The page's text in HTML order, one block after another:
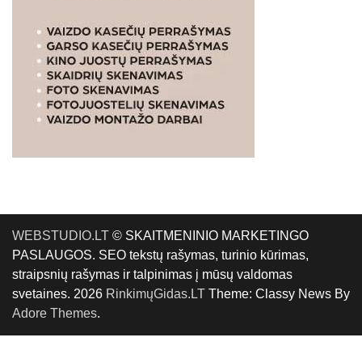
WEBSTUDIO.LT © SKAITMENINIO MARKETINGO
PASLAUGOS. SEO tekstų rašymas, turinio kūrimas,
straipsnių rašymas ir talpinimas į mūsų valdomas
svetaines. 2026 RinkimųGidas.LT Theme: Classy News By
Adore Themes.